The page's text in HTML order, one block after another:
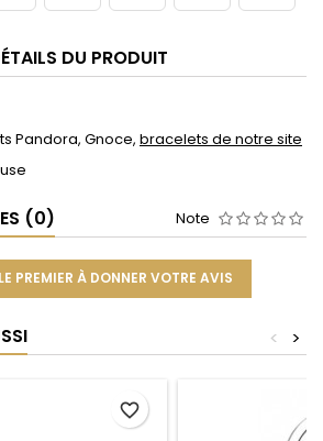
DU PRODUIT
Pandora, Gnoce, bracelets de notre site
(0) Note
PREMIER À DONNER VOTRE AVIS
>
<
favorite_border